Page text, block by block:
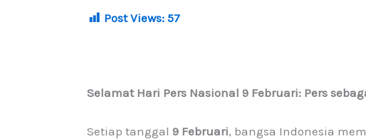
Post Views: 57
Selamat Hari Pers Nasional 9 Februari: Pers
Setiap tanggal 9 Februari, bangsa Indonesia